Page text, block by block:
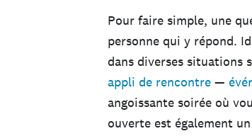
Pour faire simple, une
personne qui y répond.
dans diverses situations
appli de rencontre —
angoissante soirée où
ouverte est également